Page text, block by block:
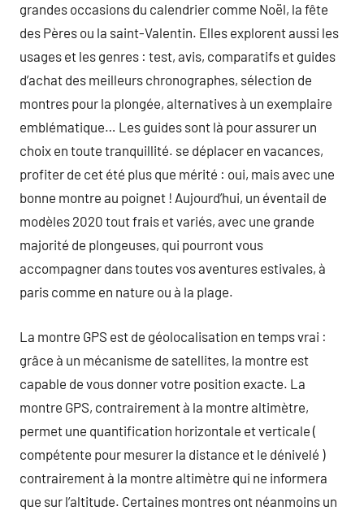
grandes occasions du calendrier comme Noël, la fête
des Pères ou la saint-Valentin. Elles explorent aussi les
usages et les genres : test, avis, comparatifs et guides
d’achat des meilleurs chronographes, sélection de
montres pour la plongée, alternatives à un exemplaire
emblématique… Les guides sont là pour assurer un
choix en toute tranquillité. se déplacer en vacances,
profiter de cet été plus que mérité : oui, mais avec une
bonne montre au poignet ! Aujourd’hui, un éventail de
modèles 2020 tout frais et variés, avec une grande
majorité de plongeuses, qui pourront vous
accompagner dans toutes vos aventures estivales, à
paris comme en nature ou à la plage.
La montre GPS est de géolocalisation en temps vrai :
grâce à un mécanisme de satellites, la montre est
capable de vous donner votre position exacte. La
montre GPS, contrairement à la montre altimètre,
permet une quantification horizontale et verticale (
compétente pour mesurer la distance et le dénivelé )
contrairement à la montre altimètre qui ne informera
que sur l’altitude. Certaines montres ont néanmoins un